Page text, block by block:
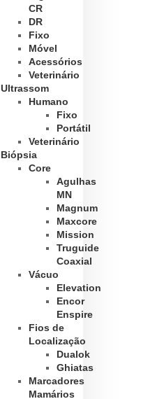
CR
DR
Fixo
Móvel
Acessórios
Veterinário
Ultrassom
Humano
Fixo
Portátil
Veterinário
Biópsia
Core
Agulhas
MN
Magnum
Maxcore
Mission
Truguide
Coaxial
Vácuo
Elevation
Encor
Enspire
Fios de
Localização
Dualok
Ghiatas
Marcadores
Mamários